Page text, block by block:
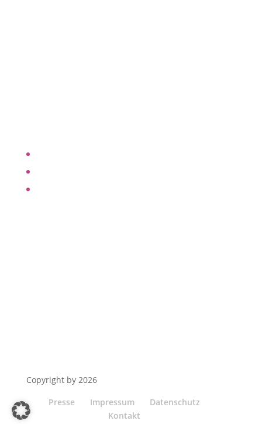
Copyright by 2026
Presse
Impressum
Datenschutz
Kontakt